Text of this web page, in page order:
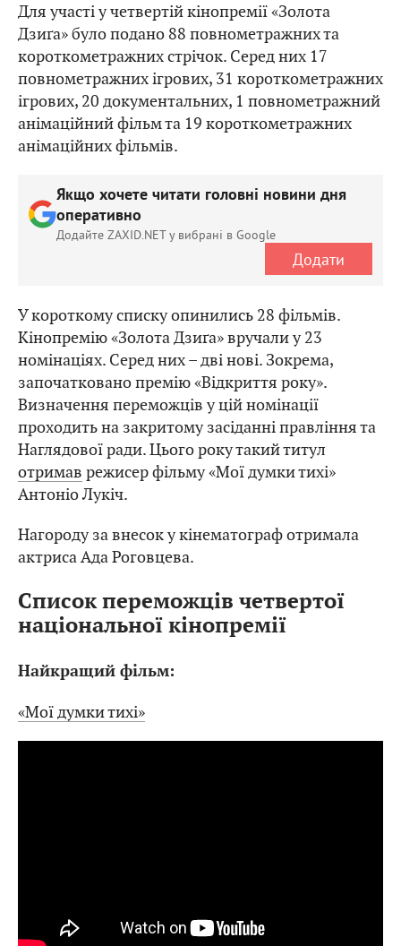
Для участі у четвертій кінопремії «Золота
Дзиґа» було подано 88 повнометражних та
короткометражних стрічок. Серед них 17
повнометражних ігрових, 31 короткометражних
ігрових, 20 документальних, 1 повнометражний
анімаційний фільм та 19 короткометражних
анімаційних фільмів.
Якщо хочете читати головні новини дня
оперативно
Додайте ZAXID.NET у вибрані в Google
Додати
У короткому списку опинились 28 фільмів.
Кінопремію «Золота Дзиґа» вручали у 23
номінаціях. Серед них – дві нові. Зокрема,
започатковано премію «Відкриття року».
Визначення переможців у цій номінації
проходить на закритому засіданні правління та
Наглядової ради. Цього року такий титул
отримав режисер фільму «Мої думки тихі»
Антоніо Лукіч.
Нагороду за внесок у кінематограф отримала
актриса Ада Роговцева.
Список переможців четвертої
національної кінопремії
Найкращий фільм:
«Мої думки тихі»